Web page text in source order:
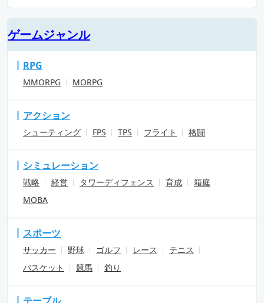
ゲームジャンル
RPG
MMORPG MORPG
アクション
シューティング FPS TPS フライト 格闘
シミュレーション
戦略 経営 タワーディフェンス 育成
箱庭
MOBA
スポーツ
サッカー 野球 ゴルフ レース
テニス
バスケット
競馬 釣り